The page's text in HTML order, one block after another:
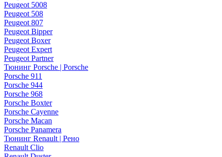
Peugeot 5008
Peugeot 508
Peugeot 807
Peugeot Bipper
Peugeot Boxer
Peugeot Expert
Peugeot Partner
Тюнинг Porsche | Porsche
Porsche 911
Porsche 944
Porsche 968
Porsche Boxter
Porsche Cayenne
Porsche Macan
Porsche Panamera
Тюнинг Renault | Рено
Renault Clio